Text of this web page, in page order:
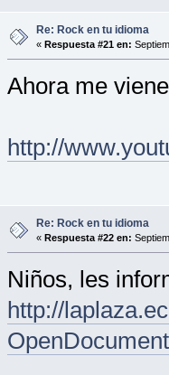
Re: Rock en tu idioma
« Respuesta #21 en:
Ahora me
http://
Re: Rock en tu idioma
« Respuesta #22 en:
Niños, les
http://
OpenDocument